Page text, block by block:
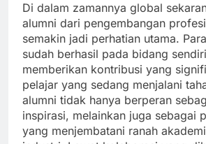
Di dalam zamannya global
alumni dari pengembangan
semakin jadi perhatian utama.
sudah berhasil pada bidang
memberikan kontribusi yang
pelajar yang sedang menjalani
alumni tidak hanya berperan
inspirasi, melainkan juga sebagai
yang menjembatani ranah